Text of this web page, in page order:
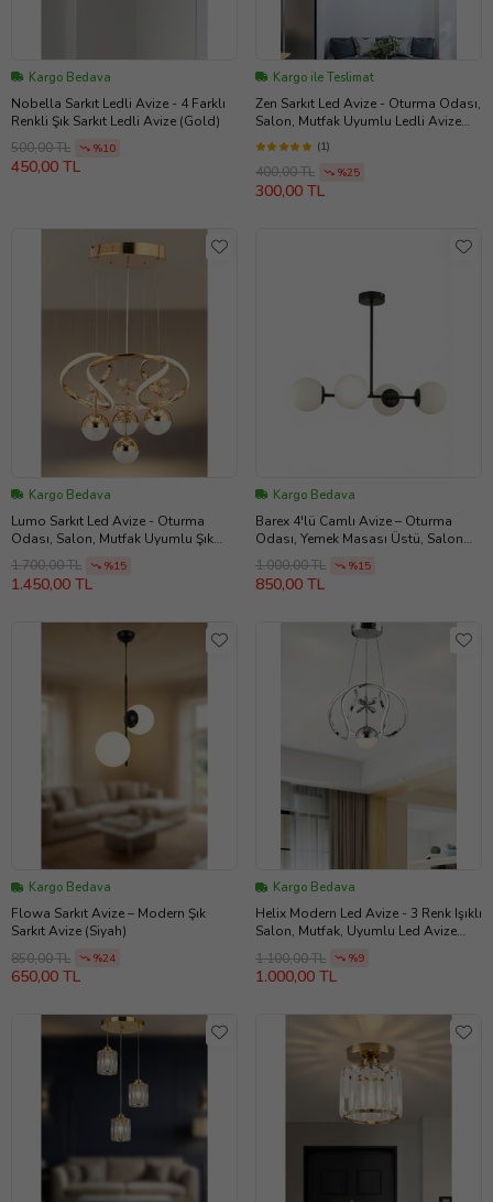
Kargo Bedava
Nobella Sarkıt Ledli Avize - 4 Farklı
Renkli Şık Sarkıt Ledli Avize (Gold)
500,00 TL
%10
450,00 TL
Kargo ile Teslimat
Zen Sarkıt Led Avize - Oturma Odası,
Salon, Mutfak Uyumlu Ledli Avize
(Beyaz)
(1)
400,00 TL %25
300,00 TL
Kargo Bedava
Lumo Sarkıt Led Avize - Oturma
Odası, Salon, Mutfak Uyumlu Şık
Avize (Gold)
1.700,00 TL %15
1.450,00 TL
Kargo Bedava
Barex 4'lü Camlı Avize – Oturma
Odası, Yemek Masası Üstü, Salon
Uyumlu Avize (Siyah)
1.000,00 TL %15
850,00 TL
Kargo Bedava
Flowa Sarkıt Avize – Modern Şık
Sarkıt Avize (Siyah)
850,00 TL
%24
650,00 TL
Kargo Bedava
Helix Modern Led Avize - 3 Renk Işıklı
Salon, Mutfak, Uyumlu Led Avize
(Krom)
1.100,00 TL %9
1.000,00 TL